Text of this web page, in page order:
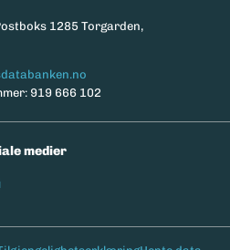
1285 Torgarden,
919 666 102
medier